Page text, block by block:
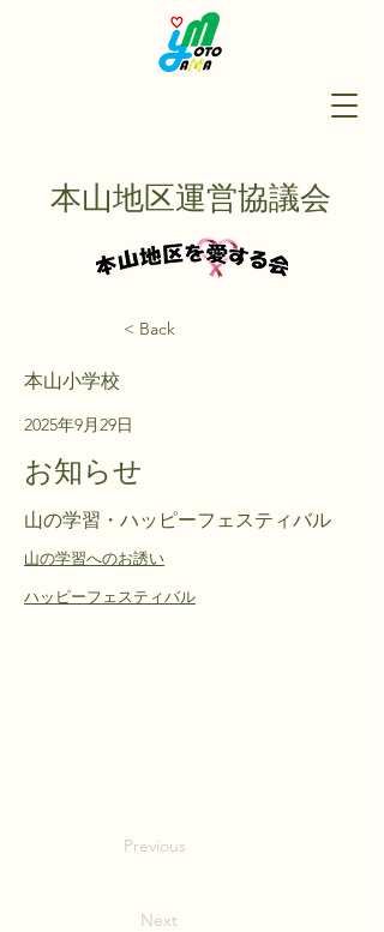
本山地区運営協議会
< Back
本山小学校
2025年9月29日
お知らせ
山の学習・ハッピーフェスティバル
山の学習へのお誘い
ハッピーフェスティバル
Previous
Next